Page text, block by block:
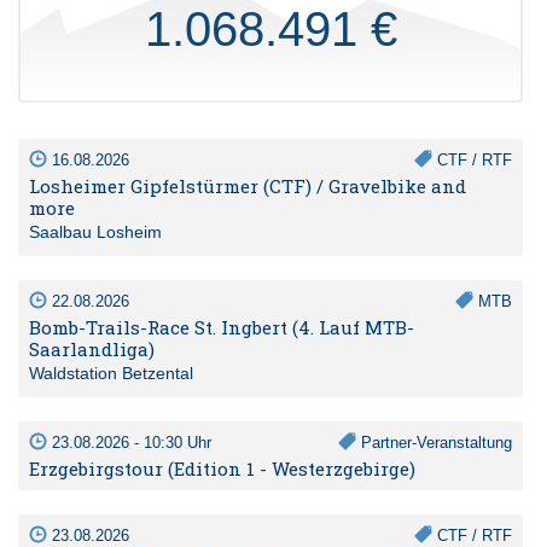
1.068.491 €
16.08.2026 CTF / RTF
Losheimer Gipfelstürmer (CTF) / Gravelbike and
more
Saalbau Losheim
22.08.2026 MTB
Bomb-Trails-Race St. Ingbert (4. Lauf MTB-
Saarlandliga)
Waldstation Betzental
23.08.2026 - 10:30 Uhr Partner-Veranstaltung
Erzgebirgstour (Edition 1 - Westerzgebirge)
23.08.2026 CTF / RTF